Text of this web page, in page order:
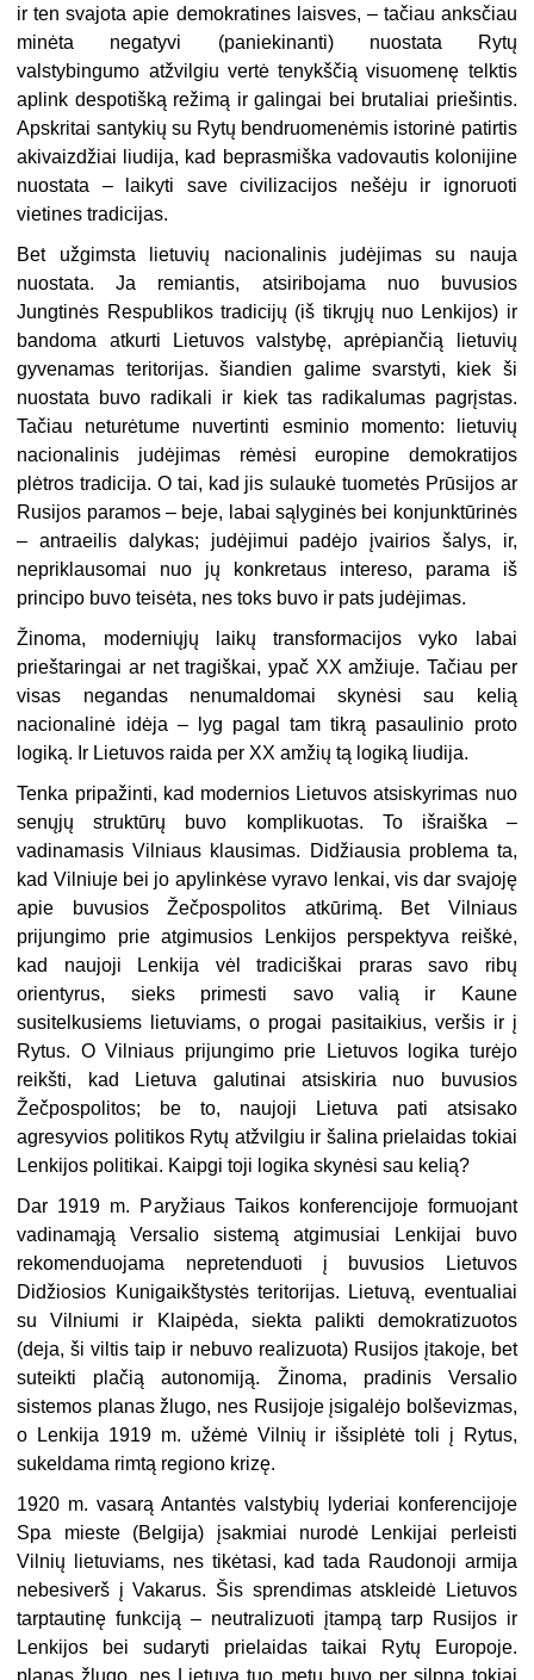
ir ten svajota apie demokratines laisves, – tačiau anksčiau
minėta negatyvi (paniekinanti) nuostata Rytų
valstybingumo atžvilgiu vertė tenykščią visuomenę telktis
aplink despotišką režimą ir galingai bei brutaliai priešintis.
Apskritai santykių su Rytų bendruomenėmis istorinė patirtis
akivaizdžiai liudija, kad beprasmiška vadovautis kolonijine
nuostata – laikyti save civilizacijos nešėju ir ignoruoti
vietines tradicijas.
Bet užgimsta lietuvių nacionalinis judėjimas su nauja
nuostata. Ja remiantis, atsiribojama nuo buvusios
Jungtinės Respublikos tradicijų (iš tikrųjų nuo Lenkijos) ir
bandoma atkurti Lietuvos valstybę, aprėpiančią lietuvių
gyvenamas teritorijas. šiandien galime svarstyti, kiek ši
nuostata buvo radikali ir kiek tas radikalumas pagrįstas.
Tačiau neturėtume nuvertinti esminio momento: lietuvių
nacionalinis judėjimas rėmėsi europine demokratijos
plėtros tradicija. O tai, kad jis sulaukė tuometės Prūsijos ar
Rusijos paramos – beje, labai sąlyginės bei konjunktūrinės
– antraeilis dalykas; judėjimui padėjo įvairios šalys, ir,
nepriklausomai nuo jų konkretaus intereso, parama iš
principo buvo teisėta, nes toks buvo ir pats judėjimas.
Žinoma, moderniųjų laikų transformacijos vyko labai
prieštaringai ar net tragiškai, ypač XX amžiuje. Tačiau per
visas negandas nenumaldomai skynėsi sau kelią
nacionalinė idėja – lyg pagal tam tikrą pasaulinio proto
logiką. Ir Lietuvos raida per XX amžių tą logiką liudija.
Tenka pripažinti, kad modernios Lietuvos atsiskyrimas nuo
senųjų struktūrų buvo komplikuotas. To išraiška –
vadinamasis Vilniaus klausimas. Didžiausia problema ta,
kad Vilniuje bei jo apylinkėse vyravo lenkai, vis dar svajoję
apie buvusios Žečpospolitos atkūrimą. Bet Vilniaus
prijungimo prie atgimusios Lenkijos perspektyva reiškė,
kad naujoji Lenkija vėl tradiciškai praras savo ribų
orientyrus, sieks primesti savo valią ir Kaune
susitelkusiems lietuviams, o progai pasitaikius, veršis ir į
Rytus. O Vilniaus prijungimo prie Lietuvos logika turėjo
reikšti, kad Lietuva galutinai atsiskiria nuo buvusios
Žečpospolitos; be to, naujoji Lietuva pati atsisako
agresyvios politikos Rytų atžvilgiu ir šalina prielaidas tokiai
Lenkijos politikai. Kaipgi toji logika skynėsi sau kelią?
Dar 1919 m. Paryžiaus Taikos konferencijoje formuojant
vadinamąją Versalio sistemą atgimusiai Lenkijai buvo
rekomenduojama nepretenduoti į buvusios Lietuvos
Didžiosios Kunigaikštystės teritorijas. Lietuvą, eventualiai
su Vilniumi ir Klaipėda, siekta palikti demokratizuotos
(deja, ši viltis taip ir nebuvo realizuota) Rusijos įtakoje, bet
suteikti plačią autonomiją. Žinoma, pradinis Versalio
sistemos planas žlugo, nes Rusijoje įsigalėjo bolševizmas,
o Lenkija 1919 m. užėmė Vilnių ir išsiplėtė toli į Rytus,
sukeldama rimtą regiono krizę.
1920 m. vasarą Antantės valstybių lyderiai konferencijoje
Spa mieste (Belgija) įsakmiai nurodė Lenkijai perleisti
Vilnių lietuviams, nes tikėtasi, kad tada Raudonoji armija
nebesiverš į Vakarus. Šis sprendimas atskleidė Lietuvos
tarptautinę funkciją – neutralizuoti įtampą tarp Rusijos ir
Lenkijos bei sudaryti prielaidas taikai Rytų Europoje.